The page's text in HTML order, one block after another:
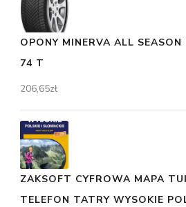
OPONY MINERVA ALL
74 T
206,65zł
ZAKSOFT CYFROWA MAPA
TELEFON TATRY WYSOKIE